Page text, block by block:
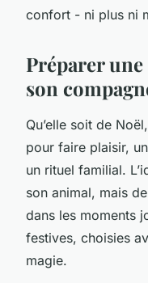
confort - ni plus ni
Préparer
son
Qu’elle soit de
pour faire plaisir,
un rituel familial.
son animal, mais
dans les moments
festives, choisies
magie.